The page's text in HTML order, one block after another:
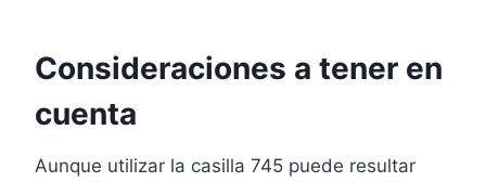
Consideraciones a tener en
cuenta
Aunque utilizar la casilla 745 puede resultar